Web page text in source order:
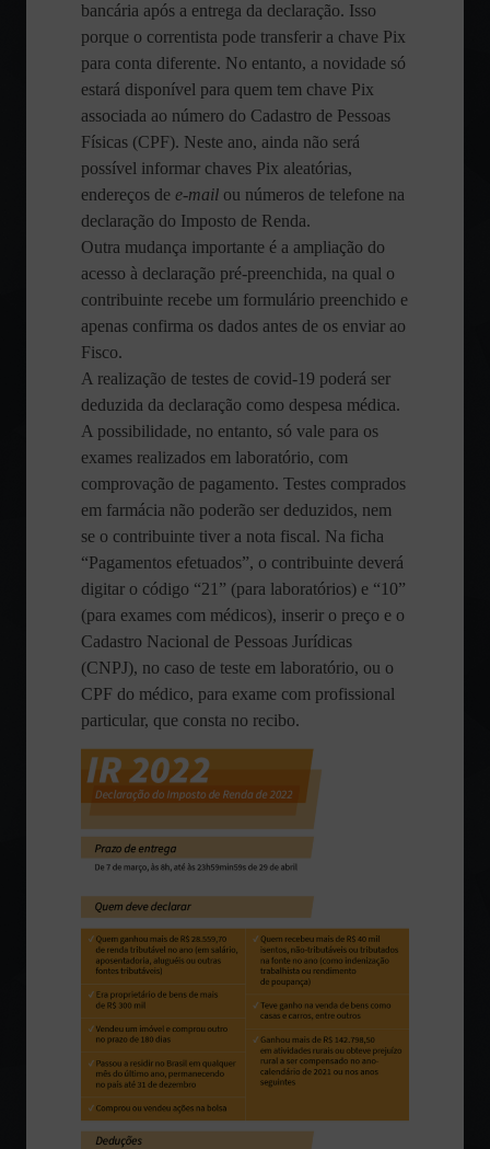
bancária após a entrega da declaração. Isso
porque o correntista pode transferir a chave Pix
para conta diferente. No entanto, a novidade só
estará disponível para quem tem chave Pix
associada ao número do Cadastro de Pessoas
Físicas (CPF). Neste ano, ainda não será
possível informar chaves Pix aleatórias,
endereços de e-mail ou números de telefone na
declaração do Imposto de Renda.
Outra mudança importante é a ampliação do
acesso à declaração pré-preenchida, na qual o
contribuinte recebe um formulário preenchido e
apenas confirma os dados antes de os enviar ao
Fisco.
A realização de testes de covid-19 poderá ser
deduzida da declaração como despesa médica.
A possibilidade, no entanto, só vale para os
exames realizados em laboratório, com
comprovação de pagamento. Testes comprados
em farmácia não poderão ser deduzidos, nem
se o contribuinte tiver a nota fiscal. Na ficha
“Pagamentos efetuados”, o contribuinte deverá
digitar o código “21” (para laboratórios) e “10”
(para exames com médicos), inserir o preço e o
Cadastro Nacional de Pessoas Jurídicas
(CNPJ), no caso de teste em laboratório, ou o
CPF do médico, para exame com profissional
particular, que consta no recibo.